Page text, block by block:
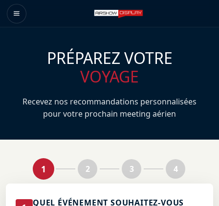
PRÉPAREZ VOTRE
VOYAGE
Recevez nos recommandations personnalisées
pour votre prochain meeting aérien
1 2 3 4
QUEL ÉVÉNEMENT SOUHAITEZ-VOUS